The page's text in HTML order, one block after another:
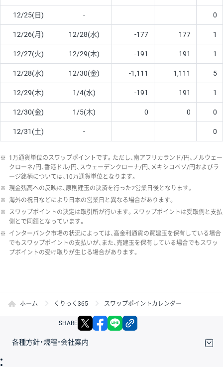
12/25(日) - 0
12/26(月) 12/28(水) -177 177 1
12/27(火) 12/29(木) -191 191 1
12/28(水) 12/30(金) -1,111 1,111 5
12/29(木) 1/4(水) -191 191 1
12/30(金) 1/5(木) 0 0 0
12/31(土) - 0
※ 1万通貨単位のスワップポイントです。ただし、南アフリカランド/円、ノルウェー
クローネ/円、香港ドル/円、スウェーデンクローナ/円、メキシコペソ/円およびラ
ージ銘柄については、10万通貨単位となります。
※ 現金残高への反映は、原則建玉の決済を行った2営業日後となります。
※ 海外の祝日などにより日本の営業日と異なる場合があります。
※ スワップポイントの決定は取引所が行います。スワップポイントは受取側と支払
側とで同額となっています。
※ インターバンク市場の状況によっては、高金利通貨の買建玉を保有している場合
でもスワップポイントの支払いが、また、売建玉を保有している場合でもスワッ
プポイントの受け取りが生じる場合があります。
ホーム くりっく365 スワップポイントカレンダー
SHARE X facebook
各種方針・規程・会社案内